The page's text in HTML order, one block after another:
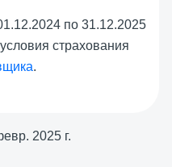
по 31.12.2025
страхования
.
2025 г.